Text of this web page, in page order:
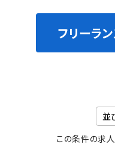
フリーラ
この条件の求